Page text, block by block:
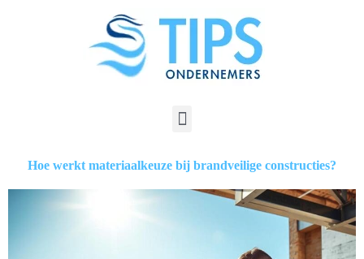
Hoe werkt materiaalkeuze bij brandveilige constructies?